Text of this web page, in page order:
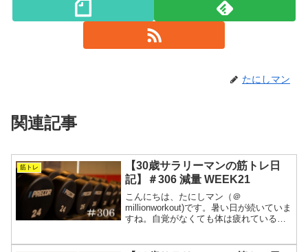
たにしマン
関連記事
筋トレ
【30歳サラリーマンの筋トレ日
記】＃306 減量 WEEK21
こんにちは、たにしマン（＠
millionworkout)です。暑い日が続いていま
すね。自覚がなくても体は疲れているよ